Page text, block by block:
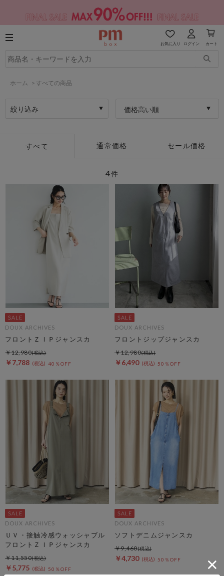
お気に入り ログイン カート
ホーム > すべての商品
絞り込み 価格高い順
すべて 通常価格 セール価格
4件
DOUX ARCHIVES
フロントＺＩＰジャンスカ
￥7,788 40％OFF
￥12,980
DOUX ARCHIVES
フロントジップジャンスカ
￥6,490 50％OFF
￥12,980
DOUX ARCHIVES
ＵＶ・接触冷感ウォッシャブル
フロントＺＩＰジャンスカ
￥5,775 50％OFF
￥11,550
DOUX ARCHIVES
ソフトデニムジャンスカ
￥4,730 50％OFF
￥9,460